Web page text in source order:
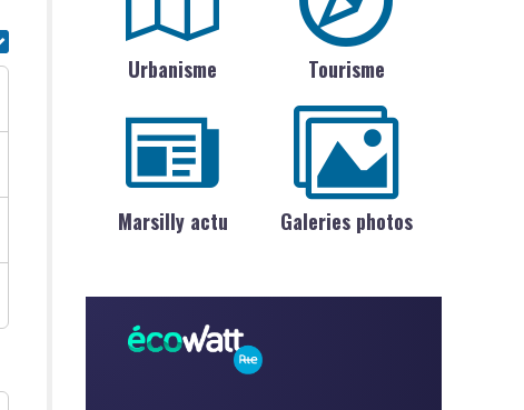
Urbanisme Tourisme
Marsilly actu Galeries photos